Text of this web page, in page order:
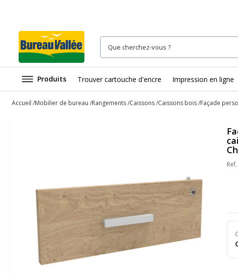
Produits Trouver cartouche d'encre Impression en ligne
Accueil Mobilier de bureau Rangements Caissons Caissons bois Façade
Ref.